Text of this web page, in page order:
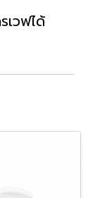
เวฟได้